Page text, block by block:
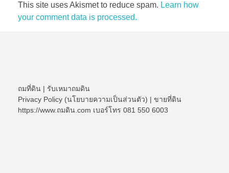
This site uses Akismet to reduce spam. Learn how
your comment data is processed.
ถมที่ดิน | รับเหมาถมดิน
Privacy Policy (นโยบายความเป็นส่วนตัว) | ขายที่ดิน
https://www.ถมดิน.com เบอร์โทร 081 550 6003